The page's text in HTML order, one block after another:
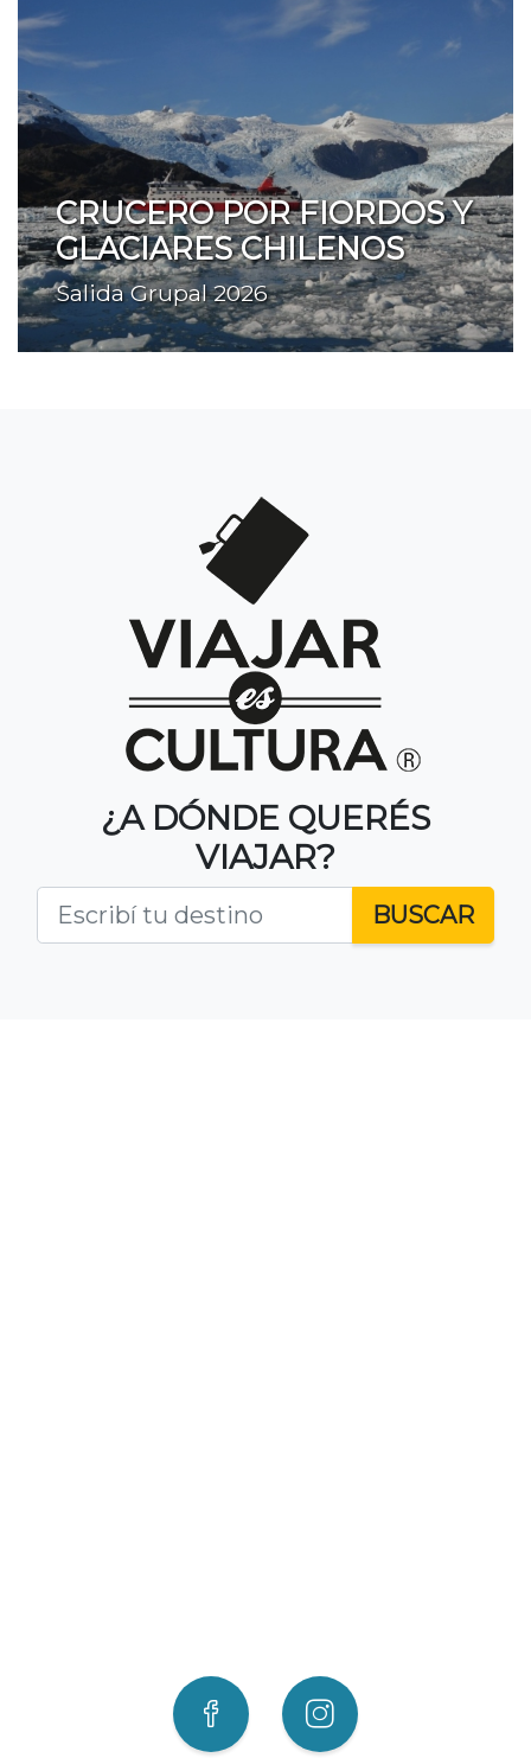
CRUCERO POR FIORDOS Y
GLACIARES CHILENOS
Salida Grupal 2026
¿A DÓNDE QUERÉS
VIAJAR?
BUSCAR